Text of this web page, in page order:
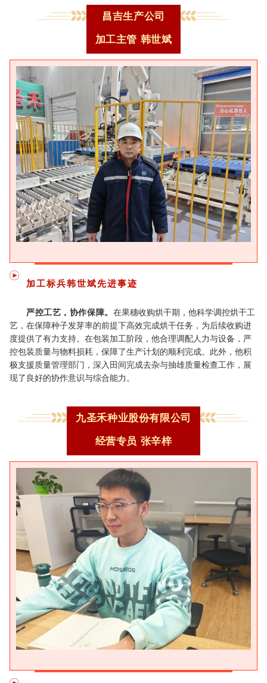
昌吉生产公司
加工主管 韩世斌
加工标兵韩世斌先进事迹
严控工艺，协作保障。 在果穗收购烘干期，他科学调控烘干工
艺，在保障种子发芽率的前提下高效完成烘干任务，为后续收购进
度提供了有力支持。在包装加工阶段，他合理调配人力与设备，严
控包装质量与物料损耗，保障了生产计划的顺利完成。此外，他积
极支援质量管理部门，深入田间完成去杂与抽雄质量检查工作，展
现了良好的协作意识与综合能力。
九圣禾种业股份有限公司
经营专员 张辛梓